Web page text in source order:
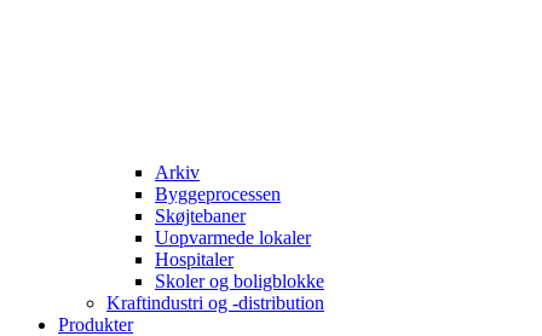
Arkiv
Byggeprocessen
Skøjtebaner
Uopvarmede lokaler
Hospitaler
Skoler og boligblokke
Kraftindustri og -distribution
Produkter